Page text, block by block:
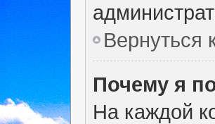
Вернуться
Почему я
На каждой